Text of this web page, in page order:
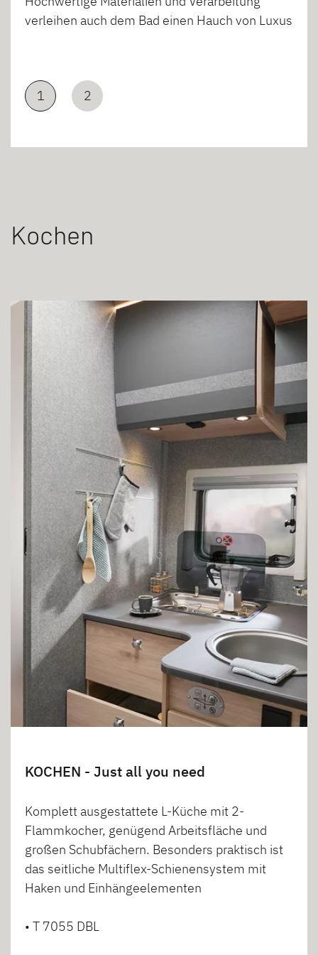
verleihen auch dem Bad einen Hauch von Luxus
1 2
Kochen
KOCHEN - Just all you need
Komplett ausgestattete L-Küche mit 2-
Flammkocher, genügend Arbeitsfläche und
großen Schubfächern. Besonders praktisch ist
das seitliche Multiflex-Schienensystem mit
Haken und Einhängeelementen
• T 7055 DBL